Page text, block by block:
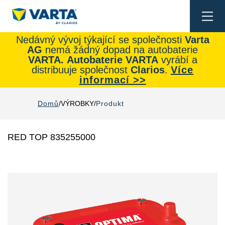
Nedávný vývoj týkající se společnosti Varta
AG nemá žádný dopad na autobaterie
VARTA. Autobaterie VARTAvyrábí a
distribuuje společnost Clarios. Více
informací >>
Domů VÝROBKY Produkt
RED TOP 835255000